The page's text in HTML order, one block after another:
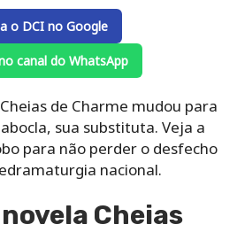
o DCI no Google
canal do WhatsApp
de Charme mudou para
sua substituta. Veja a
para não perder o desfecho
nacional.
Cheias